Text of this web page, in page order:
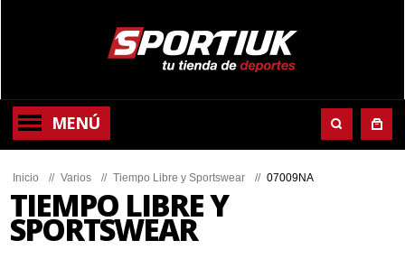
MENÚ
Inicio // Varios // Tiempo Libre y Sportswear // 07009NA
TIEMPO LIBRE Y
SPORTSWEAR